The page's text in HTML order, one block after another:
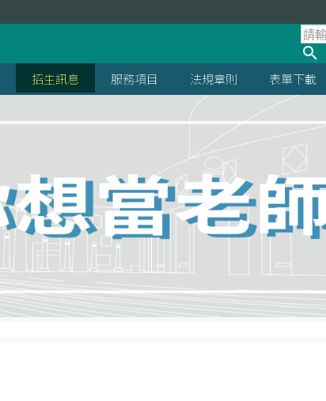
招生訊息 服務項目 法規章則 表單下載